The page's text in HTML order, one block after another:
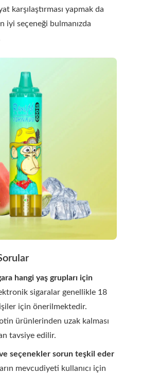
karşılaştırması yapmak da
iyi seçeneği bulmanızda
hangi yaş grupları için
sigaralar genellikle 18
için önerilmektedir.
ürünlerinden uzak kalması
tavsiye edilir.
seçenekler sorun teşkil eder
mevcudiyeti kullanıcı için